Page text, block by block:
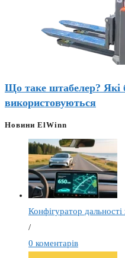
Що таке штабелер? Які
використовуються
Новини ElWinn
Конфігуратор
/
0 коментарів